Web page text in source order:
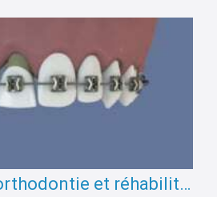
Extraction en orthodontie et réhabilitation par implant